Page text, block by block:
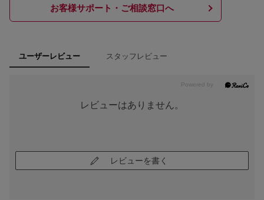
お客様サポート・ご相談窓口へ
ユーザーレビュー スタッフレビュー
レビューはありません。
レビューを書く